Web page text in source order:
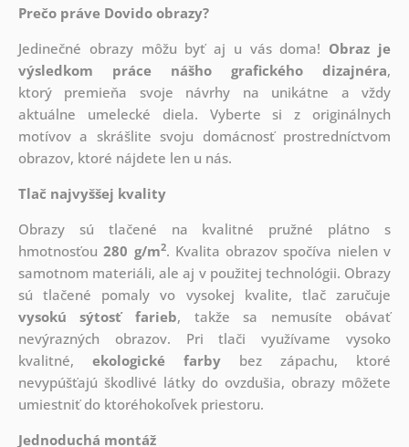
Prečo práve Dovido obrazy?
Jedinečné obrazy môžu byť aj u vás doma! Obraz je
výsledkom práce nášho grafického dizajnéra,
ktorý premieňa svoje návrhy na unikátne a vždy
aktuálne umelecké diela. Vyberte si z originálnych
motívov a skrášlite svoju domácnosť prostredníctvom
obrazov, ktoré nájdete len u nás.
Tlač najvyššej kvality
Obrazy sú tlačené na kvalitné pružné plátno s
hmotnosťou280 g/m2. Kvalita obrazov spočíva nielen v
samotnom materiáli, ale aj v použitej technológii. Obrazy
sú tlačené pomaly vo vysokej kvalite, tlač zaručuje
vysokú sýtosť farieb, takže sa nemusíte obávať
nevýrazných obrazov. Pri tlači využívame vysoko
kvalitné, ekologické farby bez zápachu, ktoré
nevypúšťajú škodlivé látky do ovzdušia, obrazy môžete
umiestniť do ktoréhokoľvek priestoru.
Jednoduchá montáž